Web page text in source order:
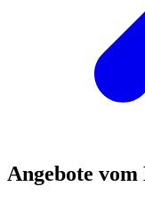
Angebote